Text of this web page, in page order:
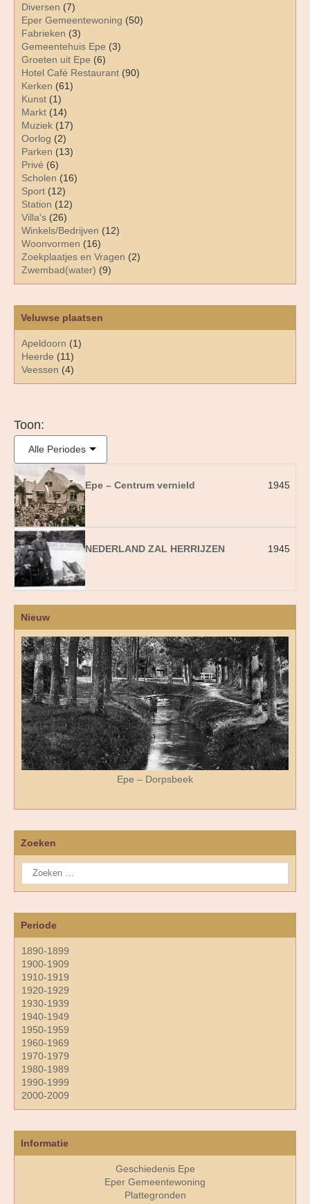
Diversen (7)
Eper Gemeentewoning (50)
Fabrieken (3)
Gemeentehuis Epe (3)
Groeten uit Epe (6)
Hotel Café Restaurant (90)
Kerken (61)
Kunst (1)
Markt (14)
Muziek (17)
Oorlog (2)
Parken (13)
Privé (6)
Scholen (16)
Sport (12)
Station (12)
Villa's (26)
Winkels/Bedrijven (12)
Woonvormen (16)
Zoekplaatjes en Vragen (2)
Zwembad(water) (9)
Veluwse plaatsen
Apeldoorn (1)
Heerde (11)
Veessen (4)
Toon:
Alle Periodes
Epe – Centrum vernield 1945
NEDERLAND ZAL HERRIJZEN 1945
Nieuw
Epe – Dorpsbeek
Zoeken
Periode
1890-1899
1900-1909
1910-1919
1920-1929
1930-1939
1940-1949
1950-1959
1960-1969
1970-1979
1980-1989
1990-1999
2000-2009
Informatie
Geschiedenis Epe
Eper Gemeentewoning
Plattegronden